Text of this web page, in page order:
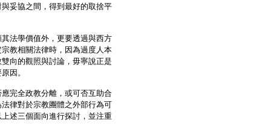
妥協之間，得到最好的取捨平
法學價值外，更要透過與西方
教相關法律時，因為過度人本
向的觀照與討論，毋寧說正是
因。
完全政教分離，或可否互助合
律對於宗教團體之外部行為可
述三個面向進行探討，並注重